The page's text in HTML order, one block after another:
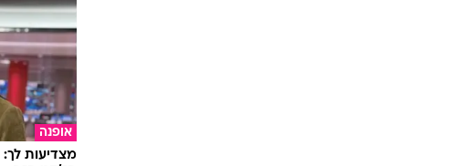
אופנה
מצדיעות לך:
הז'קט הזה